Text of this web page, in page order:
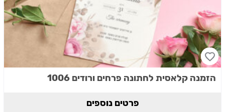
הזמנה קלאסית לחתונה פרחים ורודים 1006
פרטים נוספים